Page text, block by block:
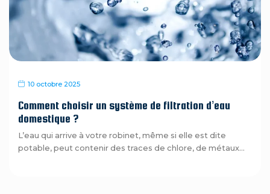
10 octobre 2025
Comment choisir un système de filtration d’eau
domestique ?
L’eau qui arrive à votre robinet, même si elle est dite
potable, peut contenir des traces de chlore, de métaux...